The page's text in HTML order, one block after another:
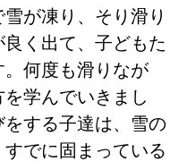
が凍り、そり滑り
く出て、子どもた
何度も滑りなが
学んでいきまし
する子達は、雪の
でに固まっている